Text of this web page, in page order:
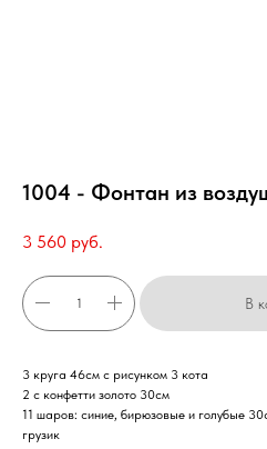
1004 - Фонтан из
3 560 руб.
В
3 круга 46см с рисунком 3 кота
2 с конфетти золото 30см
11 шаров: синие, бирюзовые и голубые
грузик